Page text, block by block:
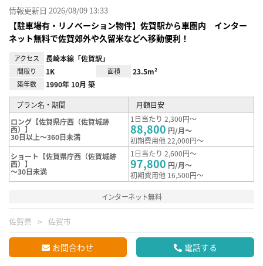
情報更新日 2026/08/09 13:33
【駐車場有・リノベーション物件】佐賀駅から車圏内 インター
ネット無料で佐賀郊外や久留米などへ移動便利！
アクセス 長崎本線「佐賀駅」
間取り 1K 面積 23.5m²
築年数 1990年 10月 築
プラン名・期間
月額目安
ロング【佐賀県庁西（佐賀城跡
西）】
30日以上～360日未満
1日当たり 2,300円～
88,800 円/月～
初期費用他 22,000円～
ショート【佐賀県庁西（佐賀城跡
西）】
～30日未満
1日当たり 2,600円～
97,800 円/月～
初期費用他 16,500円～
インターネット無料
佐賀県 佐賀市
お問合わせ 電話する